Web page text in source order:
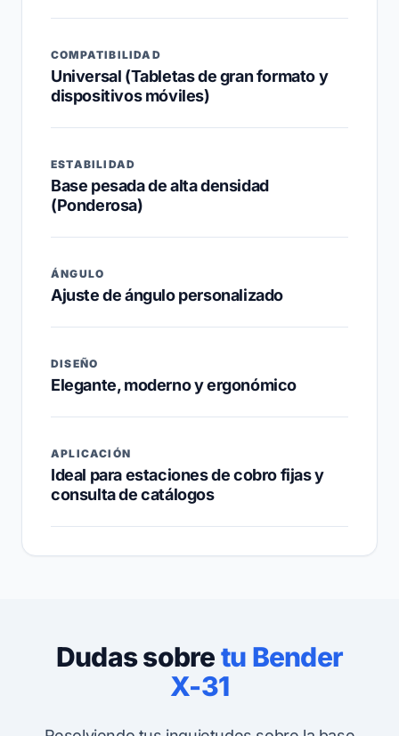
COMPATIBILIDAD
Universal (Tabletas de gran formato y
dispositivos móviles)
ESTABILIDAD
Base pesada de alta densidad
(Ponderosa)
ÁNGULO
Ajuste de ángulo personalizado
DISEÑO
Elegante, moderno y ergonómico
APLICACIÓN
Ideal para estaciones de cobro fijas y
consulta de catálogos
Dudas sobretu Bender
X-31